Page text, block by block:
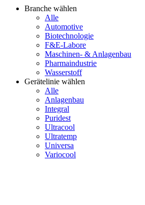
Branche wählen
Alle
Automotive
Biotechnologie
F&E-Labore
Maschinen- & Anlagenbau
Pharmaindustrie
Wasserstoff
Gerätelinie wählen
Alle
Anlagenbau
Integral
Puridest
Ultracool
Ultratemp
Universa
Variocool